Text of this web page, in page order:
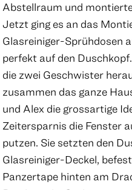
Abstellraum und
Jetzt ging es an das
Glasreiniger-Sprühdosen
perfekt auf den
die zwei Geschwister
zusammen das ganze
und Alex die grossartige
Zeitersparnis die Fenster
putzen. Sie setzten den
Glasreiniger-Deckel,
Panzertape hinten am